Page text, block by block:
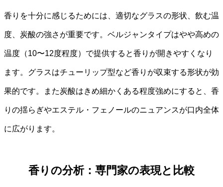
香りを十分に感じるためには、適切なグラスの形状、飲む温
度、炭酸の強さが重要です。ベルジャンタイプはやや高めの
温度（10〜12度程度）で提供すると香りが開きやすくなり
ます。グラスはチューリップ型など香りが収束する形状が効
果的です。また炭酸はきめ細かくある程度強めにすると、香
りの揺らぎやエステル・フェノールのニュアンスが口内全体
に広がります。
香りの分析：専門家の表現と比較